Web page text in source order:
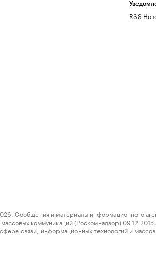
RSS
и материалы информационного
коммуникаций (Роскомнадзор)
связи, информационных технологий и